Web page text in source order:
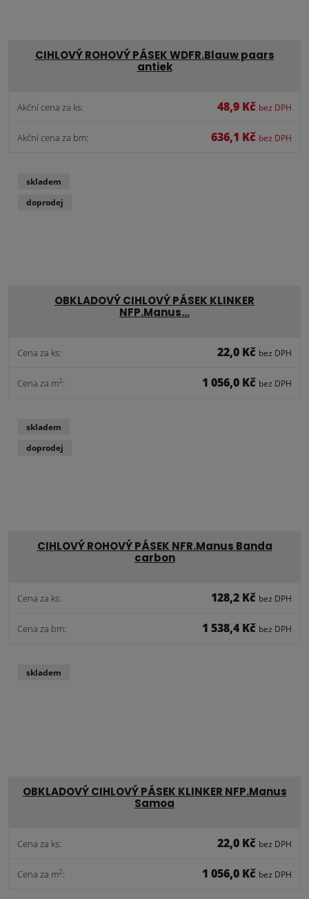
CIHLOVÝ ROHOVÝ PÁSEK WDFR.Blauw paars
antiek
Akční cena za ks: 48,9 Kč bez DPH
Akční cena za bm: 636,1 Kč bez DPH
OBKLADOVÝ CIHLOVÝ PÁSEK KLINKER
NFP.Manus…
Cena za ks: 22,0 Kč bez DPH
Cena za m2: 1 056,0 Kč bez DPH
skladem
doprodej
CIHLOVÝ ROHOVÝ PÁSEK NFR.Manus Banda
carbon
Cena za ks: 128,2 Kč bez DPH
Cena za bm: 1 538,4 Kč bez DPH
skladem
doprodej
OBKLADOVÝ CIHLOVÝ PÁSEK KLINKER NFP.Manus
Samoa
Cena za ks: 22,0 Kč bez DPH
Cena za m2: 1 056,0 Kč bez DPH
skladem